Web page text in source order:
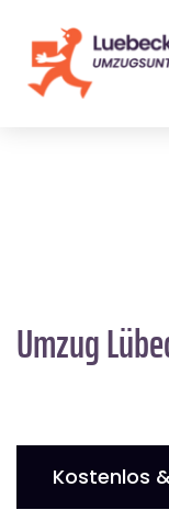
Umzug
Kostenlos